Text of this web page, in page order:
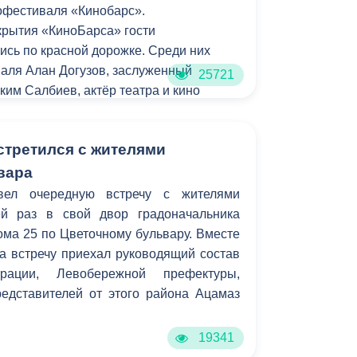
Противодействие коррупции
Градостроительная деятельность
Формирование комфортной
Бюджет для граждан
Гражданская оборона в
чрезвычайных ситуациях
Незаконное строительство
«Кинобарс».
«КиноБарса» гости
по красной дорожке. Среди них
Алан Догузов, заслуженный
Салбиев, актёр театра и кино
Попова. Кроме гостей из России и
приняли заслуженные деятели
Рафаэль Гаспарянц, Темина
и другие. Гостей встречал
джазовый оркестр Кима Суанов.
25721
с жителями
очередную встречу с жителями
раз в свой двор градоначальника
25 по Цветочному бульвару. Вместе
встречу приехал руководящий состав
Левобережной префектуры,
от этого района Ацамаз
19341